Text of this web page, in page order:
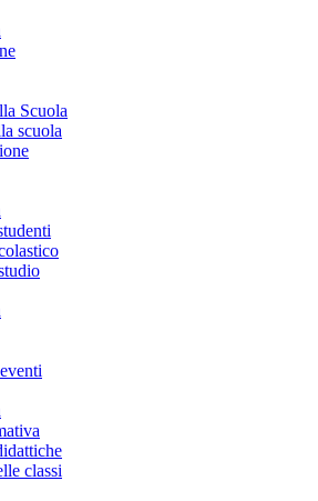
Scuola
scuola
classi